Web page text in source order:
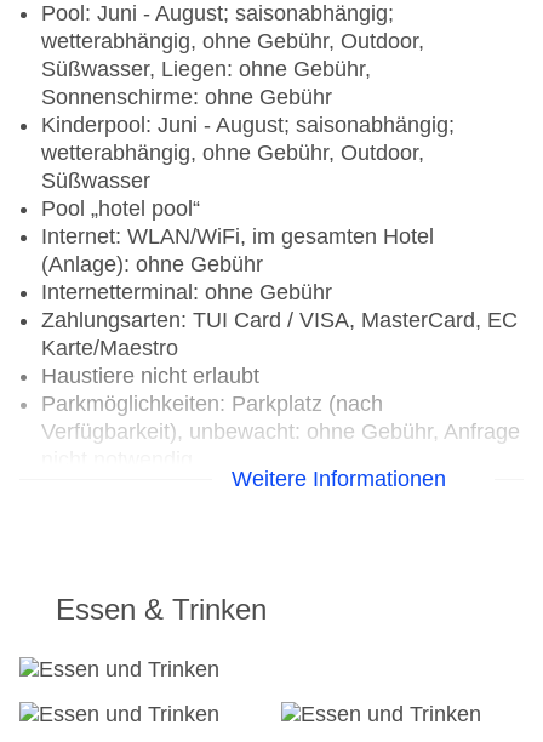
Pool: Juni - August; saisonabhängig;
wetterabhängig, ohne Gebühr, Outdoor,
Süßwasser, Liegen: ohne Gebühr,
Sonnenschirme: ohne Gebühr
Kinderpool: Juni - August; saisonabhängig;
wetterabhängig, ohne Gebühr, Outdoor,
Süßwasser
Pool „hotel pool“
Internet: WLAN/WiFi, im gesamten Hotel
(Anlage): ohne Gebühr
Internetterminal: ohne Gebühr
Zahlungsarten: TUI Card / VISA, MasterCard, EC
Karte/Maestro
Haustiere nicht erlaubt
Parkmöglichkeiten: Parkplatz (nach
Verfügbarkeit), unbewacht: ohne Gebühr, Anfrage
Tagungseinrichtungen: Konferenzräume: 1
Weitere Informationen
Essen & Trinken